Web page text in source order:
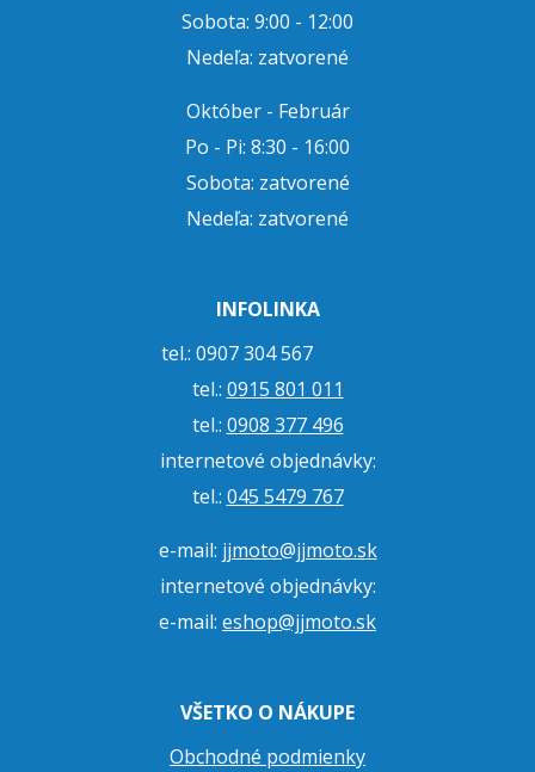
Sobota: 9:00 - 12:00
Nedeľa: zatvorené
Október - Február
Po - Pi: 8:30 - 16:00
Sobota: zatvorené
Nedeľa: zatvorené
INFOLINKA
tel.: 0907 304 567
tel.: 0915 801 011
tel.: 0908 377 496
internetové objednávky:
tel.: 045 5479 767
e-mail: jjmoto@jjmoto.sk
internetové objednávky:
e-mail: eshop@jjmoto.sk
VŠETKO O NÁKUPE
Obchodné podmienky